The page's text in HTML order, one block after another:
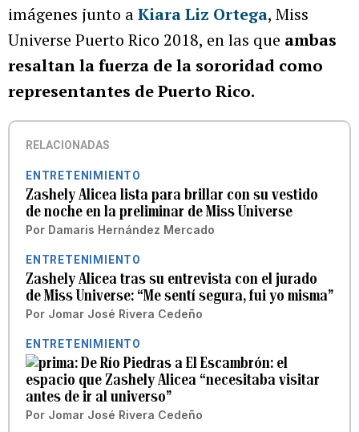
imágenes junto aKiara Liz Ortega, Miss
Universe Puerto Rico 2018, en las que ambas
resaltan la fuerza de la sororidad como
representantes de Puerto Rico.
RELACIONADAS
ENTRETENIMIENTO
Zashely Alicea lista para brillar con su vestido
de noche en la preliminar de Miss Universe
Por Damaris Hernández Mercado
ENTRETENIMIENTO
Zashely Alicea tras su entrevista con el jurado
de Miss Universe: “Me sentí segura, fui yo misma”
Por Jomar José Rivera Cedeño
ENTRETENIMIENTO
De Río Piedras a El Escambrón: el
espacio que Zashely Alicea “necesitaba visitar
antes de ir al universo”
Por Jomar José Rivera Cedeño